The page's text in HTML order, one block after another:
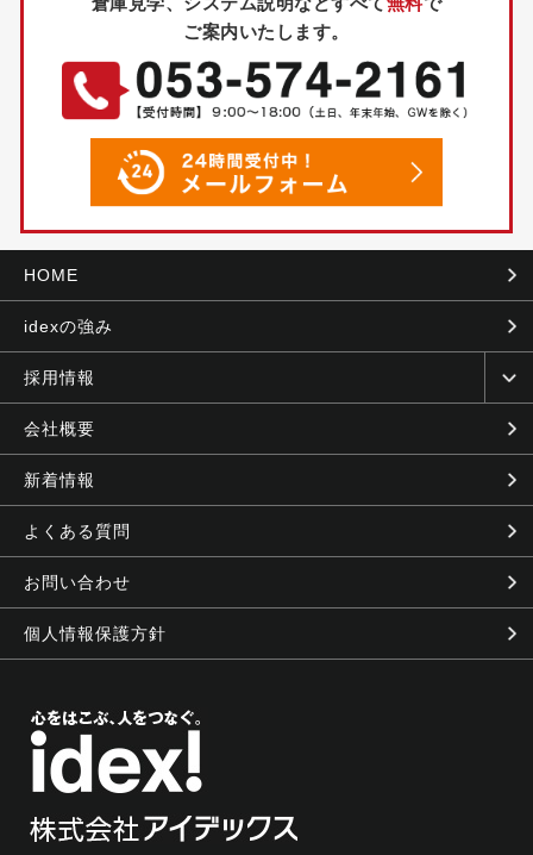
ご案内いたします。
HOME
idexの強み
採用情報
会社概要
新着情報
よくある質問
お問い合わせ
個人情報保護方針